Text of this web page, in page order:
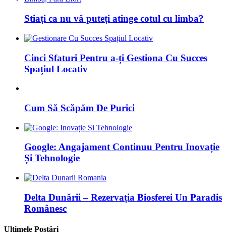
Stiați ca nu vă puteți atinge cotul cu limba?
Cinci Sfaturi Pentru a-ți Gestiona Cu Succes
Spațiul Locativ
Cum Să Scăpăm De Purici
Google: Angajament Continuu Pentru Inovație
Și Tehnologie
Delta Dunării – Rezervația Biosferei Un Paradis
Românesc
Ultimele Postări